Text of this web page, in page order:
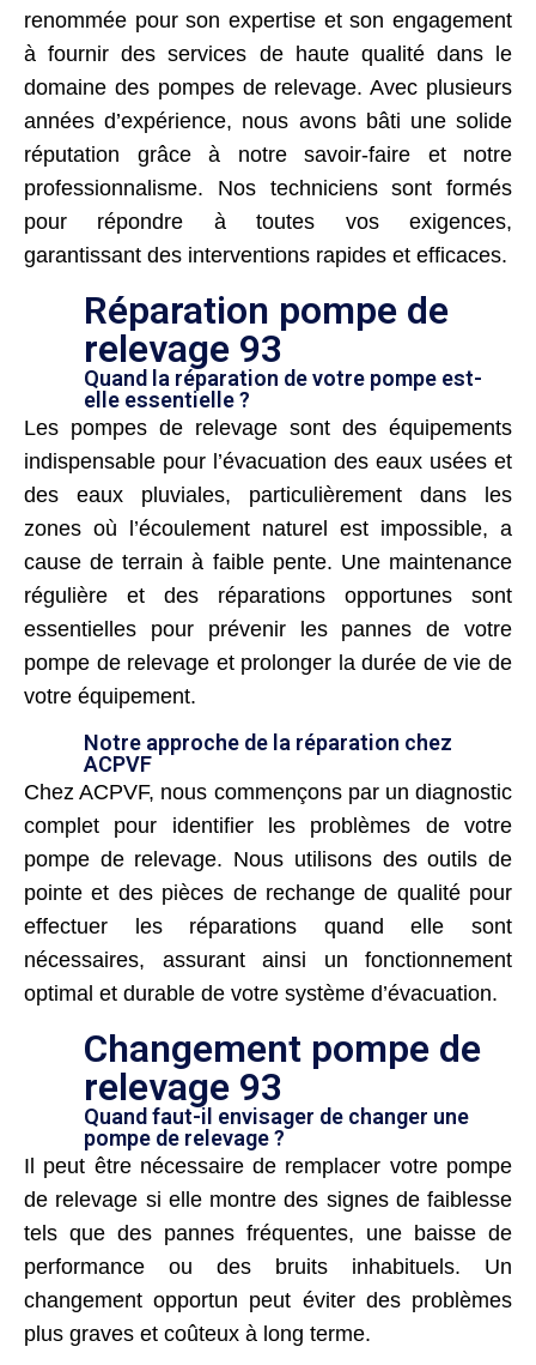
renommée pour son expertise et son engagement
à fournir des services de haute qualité dans le
domaine des pompes de relevage. Avec plusieurs
années d’expérience, nous avons bâti une solide
réputation grâce à notre savoir-faire et notre
professionnalisme. Nos techniciens sont formés
pour répondre à toutes vos exigences,
garantissant des interventions rapides et efficaces.
Réparation pompe de
relevage 93
Quand la réparation de votre pompe est-
elle essentielle ?
Les pompes de relevage sont des équipements
indispensable pour l’évacuation des eaux usées et
des eaux pluviales, particulièrement dans les
zones où l’écoulement naturel est impossible, a
cause de terrain à faible pente. Une maintenance
régulière et des réparations opportunes sont
essentielles pour prévenir les pannes de votre
pompe de relevage et prolonger la durée de vie de
votre équipement.
Notre approche de la réparation chez
ACPVF
Chez ACPVF, nous commençons par un diagnostic
complet pour identifier les problèmes de votre
pompe de relevage. Nous utilisons des outils de
pointe et des pièces de rechange de qualité pour
effectuer les réparations quand elle sont
nécessaires, assurant ainsi un fonctionnement
optimal et durable de votre système d’évacuation.
Changement pompe de
relevage 93
Quand faut-il envisager de changer une
pompe de relevage ?
Il peut être nécessaire de remplacer votre pompe
de relevage si elle montre des signes de faiblesse
tels que des pannes fréquentes, une baisse de
performance ou des bruits inhabituels. Un
changement opportun peut éviter des problèmes
plus graves et coûteux à long terme.